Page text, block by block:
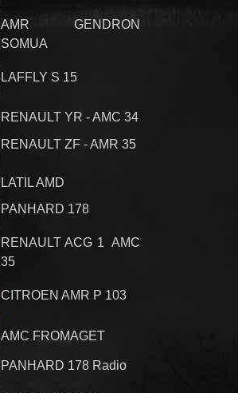
AMR GENDRON
SOMUA
LAFFLY S 15
RENAULT YR - AMC 34
RENAULT ZF - AMR 35
LATIL AMD
PANHARD 178
RENAULT ACG 1 AMC
35
CITROEN AMR P 103
AMC FROMAGET
PANHARD 178 Radio